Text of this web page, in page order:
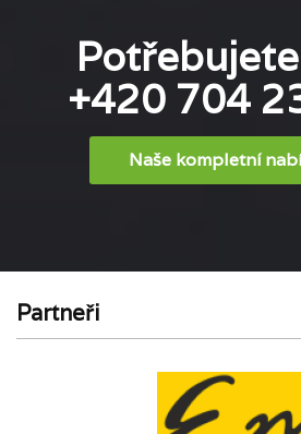
+420 704
Naše kompletní
Partneři